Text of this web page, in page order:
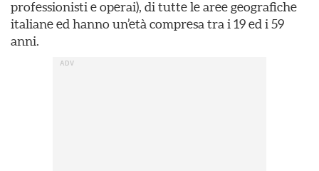
professionisti e operai), di tutte le aree geografiche
italiane ed hanno un’età compresa tra i 19 ed i 59
anni.